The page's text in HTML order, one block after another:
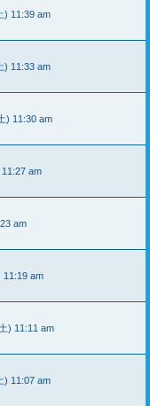
) 11:39 am
) 11:33 am
) 11:30 am
am
am
11:19 am
) 11:11 am
) 11:07 am